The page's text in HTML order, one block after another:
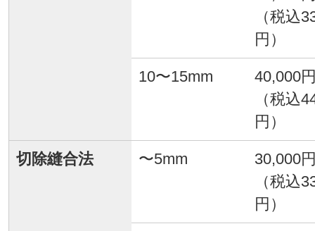
（税込
円）
10〜15mm
40,000
（税込
円）
切除縫合法 〜5mm
30,000
（税込
円）